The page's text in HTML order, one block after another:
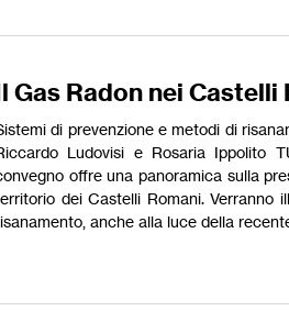
Gas Radon nei Castelli
di prevenzione e metodi di
Ludovisi e Rosaria Ippolito
offre una panoramica sulla
dei Castelli Romani. Verranno
anche alla luce della